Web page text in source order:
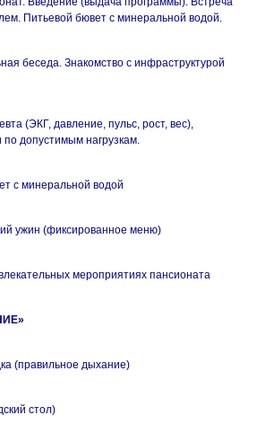
Питьевой бювет с минеральной водой.
беседа. Знакомство с инфраструктурой
(ЭКГ, давление, пульс, рост, вес),
допустимым нагрузкам.
с минеральной водой
ужин (фиксированное меню)
мероприятиях пансионата
(правильное дыхание)
стол)